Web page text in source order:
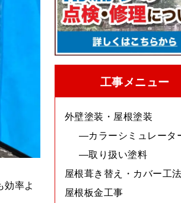
率よ
工事メニュー
外壁塗装・屋根塗装
カラーシミュレータ
取り扱い塗料
屋根葺き替え・カバー工法
屋根板金工事